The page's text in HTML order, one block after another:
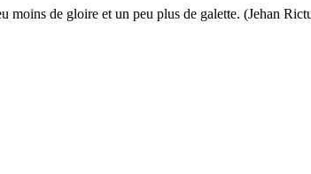
de gloire et un peu plus de galette. (Jehan